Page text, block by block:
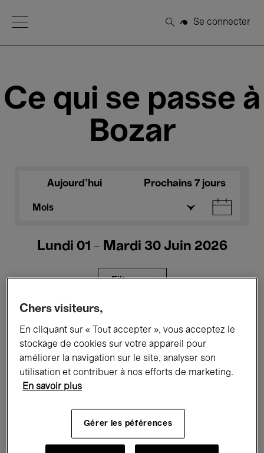
Open Menu
Rechercher
Se connecter
Ce qui se passe à
Bozar
Aujourd'hui Prochains 7 jours
Mois
Lundi 01 - Mardi 30 Juin 2026
Filtres
Expositions Films Performances
Rencontres & Débats Jazz
Musique électronique
Chers visiteurs,
En cliquant sur « Tout accepter », vous acceptez le
stockage de cookies sur votre appareil pour
améliorer la navigation sur le site, analyser son
utilisation et contribuer à nos efforts de marketing.
En savoir plus
Gérer les péférences